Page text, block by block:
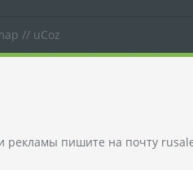
// uCoz
рекламы пишите на почту